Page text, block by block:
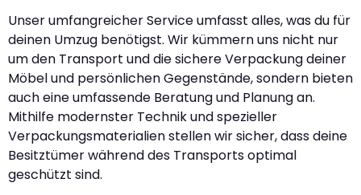
Unser umfangreicher Service umfasst alles, was du für
deinen Umzug benötigst. Wir kümmern uns nicht nur
um den Transport und die sichere Verpackung deiner
Möbel und persönlichen Gegenstände, sondern bieten
auch eine umfassende Beratung und Planung an.
Mithilfe modernster Technik und spezieller
Verpackungsmaterialien stellen wir sicher, dass deine
Besitztümer während des Transports optimal
geschützt sind.